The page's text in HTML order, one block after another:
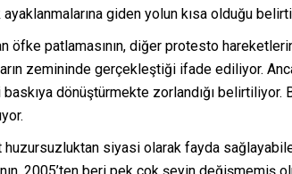
giden yolun kısa olduğu
patlamasının, diğer protesto
zemininde gerçekleştiği ifade ediliyor.
dönüştürmekte zorlandığı belirtiliyor.
siyasi olarak fayda